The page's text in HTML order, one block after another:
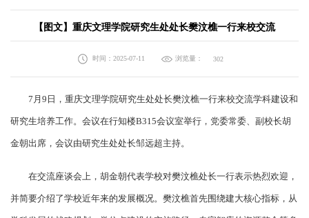
【图文】重庆文理学院研究生处处长樊汶樵一行来校交流
时间：2025-07-11 浏览量： 302
7月9日，重庆文理学院研究生处处长樊汶樵一行来校交流学科建设和
研究生培养工作。会议在行知楼B315会议室举行，党委常委、副校长胡
金朝出席，会议由研究生处处长邹远超主持。
在交流座谈会上，胡金朝代表学校对樊汶樵处长一行表示热烈欢迎，
并简要介绍了学校近年来的发展概况。樊汶樵首先围绕建大核心指标，从